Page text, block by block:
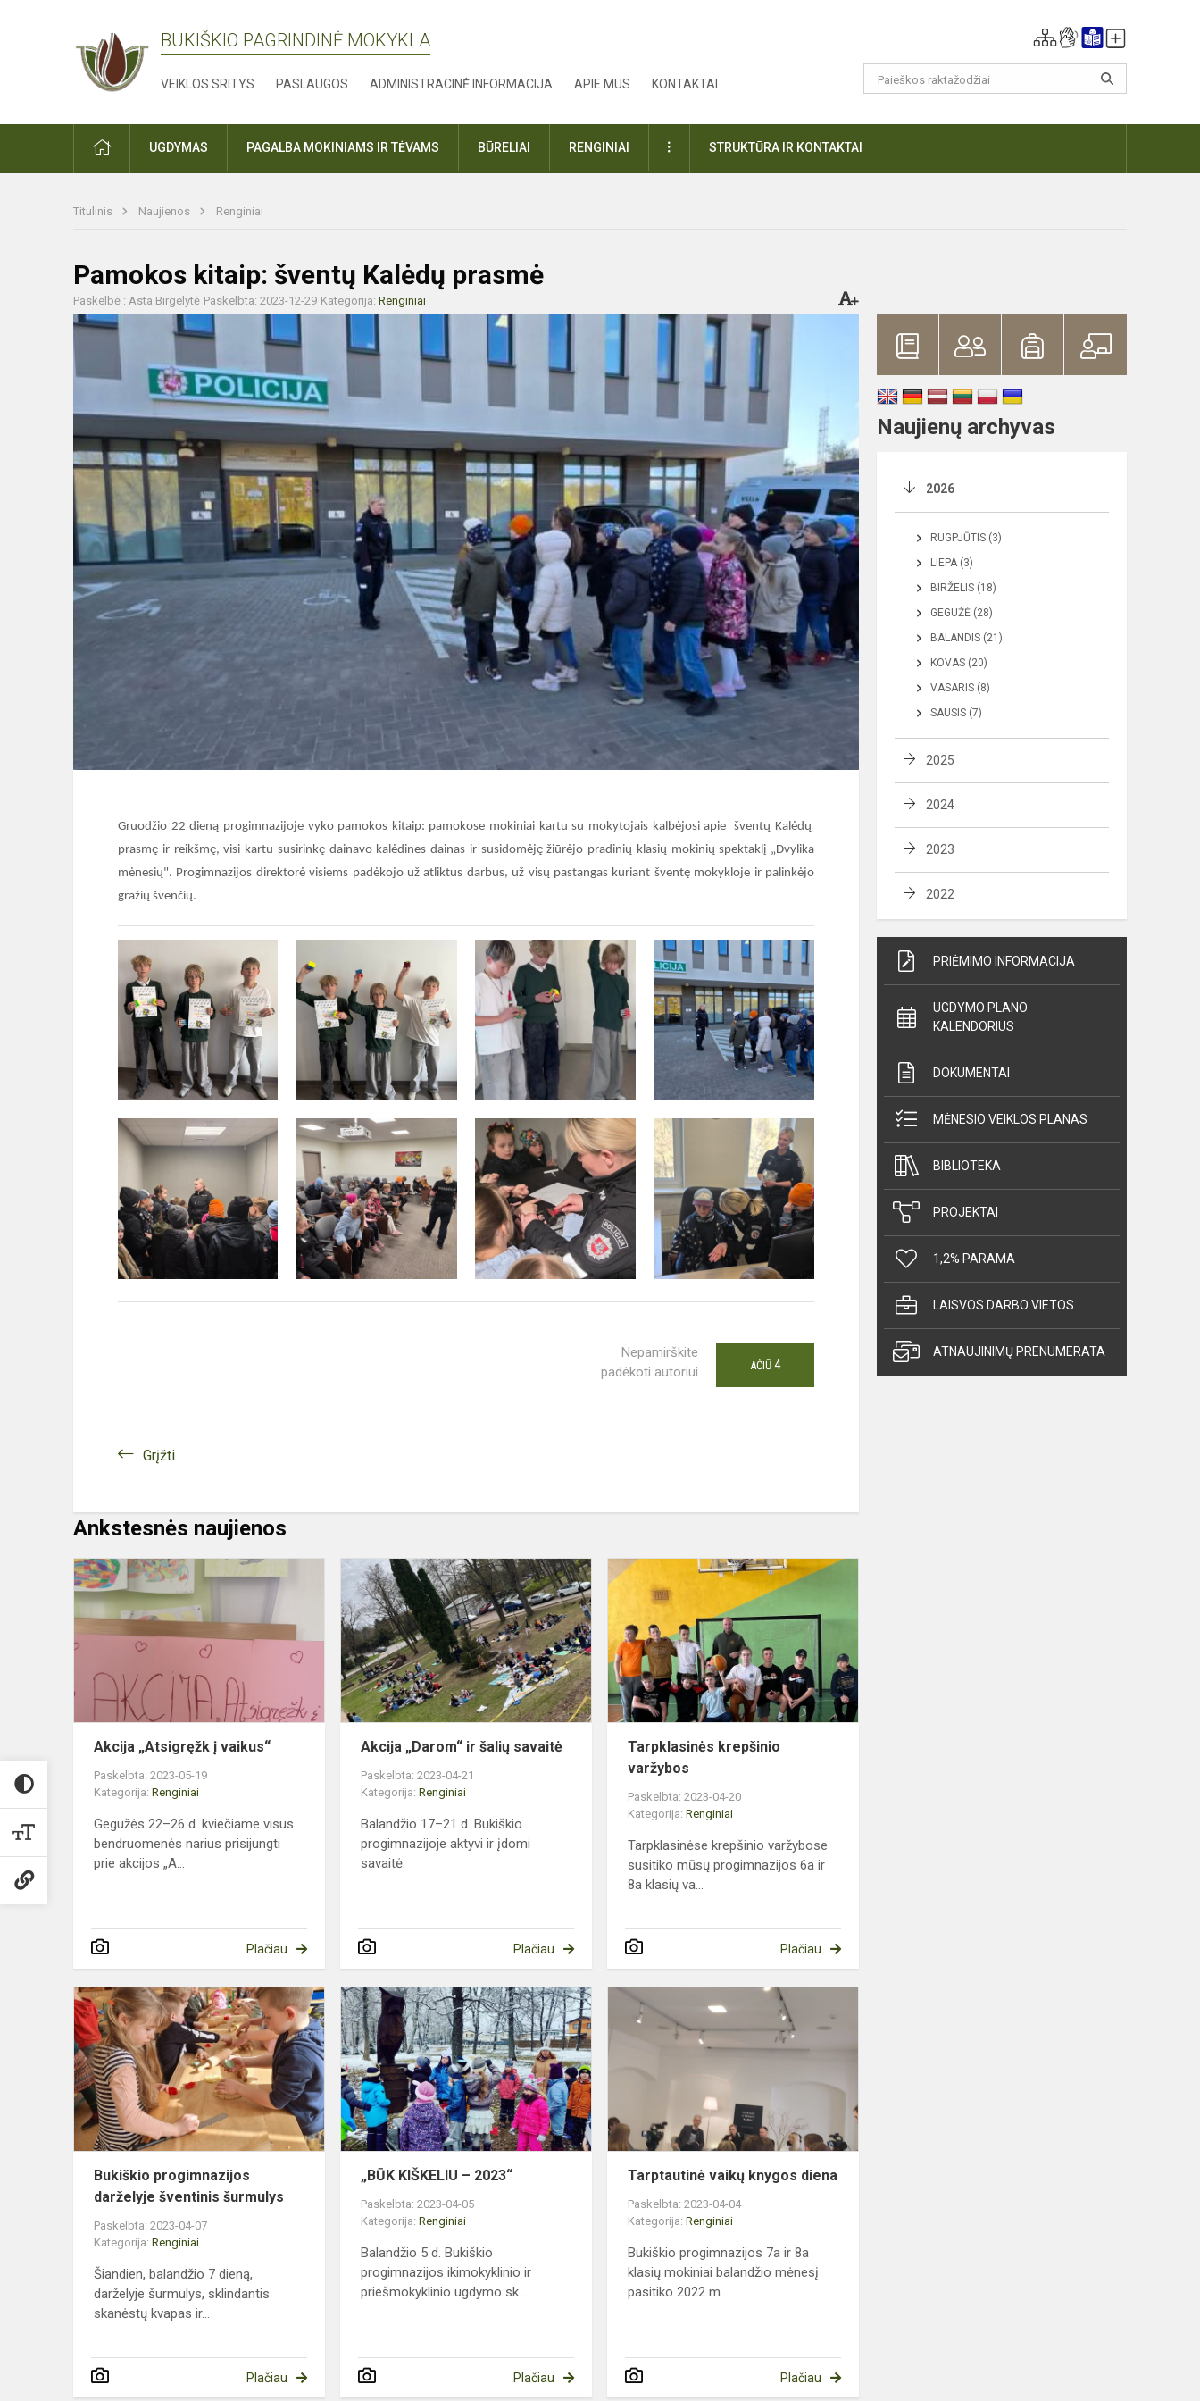
BUKIŠKIO PAGRINDINĖ MOKYKLA
VEIKLOS SRITYS PASLAUGOS ADMINISTRACINĖ INFORMACIJA APIE MUS KONTAKTAI
PRADŽIAUGDYMAS PAGALBA MOKINIAMS IR TĖVAMS BŪRELIAI RENGINIAI DAUGIAUSTRUKTŪRA IR KONTAKTAI
Titulinis Naujienos Renginiai
Pamokos kitaip: šventų Kalėdų prasmė
Paskelbė : Asta Birgelytė Paskelbta: 2023-12-29 Kategorija: Renginiai
Gruodžio 22 dieną progimnazijoje vyko pamokos kitaip: pamokose mokiniai kartu su mokytojais kalbėjosi apie šventų Kalėdų
prasmę ir reikšmę, visi kartu susirinkę dainavo kalėdines dainas ir susidomėję žiūrėjo pradinių klasių mokinių spektaklį „Dvylika
mėnesių". Progimnazijos direktorė visiems padėkojo už atliktus darbus, už visų pastangas kuriant šventę mokykloje ir palinkėjo
gražių švenčių.
Nepamirškite
padėkoti autoriui
AČIŪ 4
Grįžti
Ankstesnės naujienos
Akcija
„Atsigręžk
vaikus“
Akcija „Atsigręžk į vaikus“
Paskelbta: 2023-05-19
Kategorija: Renginiai
Gegužės 22–26 d. kviečiame visus
bendruomenės narius prisijungti
prie akcijos „A...
Plačiau
Akcija
„Darom“
ir
šalių
savaitė
Akcija „Darom“ ir šalių savaitė
Paskelbta: 2023-04-21
Kategorija:Renginiai
Balandžio 17–21 d. Bukiškio
progimnazijoje aktyvi ir įdomi
savaitė.
Plačiau
Tarpklasinės krepšinio
varžybos
Paskelbta: 2023-04-20
Kategorija:Renginiai
Tarpklasinėse krepšinio varžybose
susitiko mūsų progimnazijos 6a ir
8a klasių va...
Plačiau
Bukiškio
progimnazijos
darželyje
šventinis
šurmulys
Bukiškio progimnazijos
darželyje šventinis šurmulys
Paskelbta: 2023-04-07
Kategorija: Renginiai
Šiandien, balandžio 7 dieną,
darželyje šurmulys, sklindantis
skanėstų kvapas ir...
Plačiau
„BŪK
KIŠKELIU
–
2023“
„BŪK KIŠKELIU – 2023“
Paskelbta: 2023-04-05
Kategorija:Renginiai
Balandžio 5 d. Bukiškio
progimnazijos ikimokyklinio ir
priešmokyklinio ugdymo sk...
Plačiau
Tarptautinė vaikų knygos diena
Paskelbta: 2023-04-04
Kategorija:Renginiai
Bukiškio progimnazijos 7a ir 8a
klasių mokiniai balandžio mėnesį
pasitiko 2022 m...
Plačiau
Naujienų archyvas
2026
RUGPJŪTIS (3)
LIEPA (3)
BIRŽELIS (18)
GEGUŽĖ (28)
BALANDIS (21)
KOVAS (20)
VASARIS (8)
SAUSIS (7)
2025
2024
2023
2022
PRIĖMIMO INFORMACIJA
UGDYMO PLANO
KALENDORIUS
DOKUMENTAI
MĖNESIO VEIKLOS PLANAS
BIBLIOTEKA
PROJEKTAI
1,2% PARAMA
LAISVOS DARBO VIETOS
ATNAUJINIMŲ PRENUMERATA